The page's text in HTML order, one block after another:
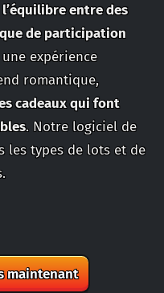
l’équilibre entre des
de participation
expérience
romantique,
cadeaux qui font
. Notre logiciel de
les types de lots et de
maintenant